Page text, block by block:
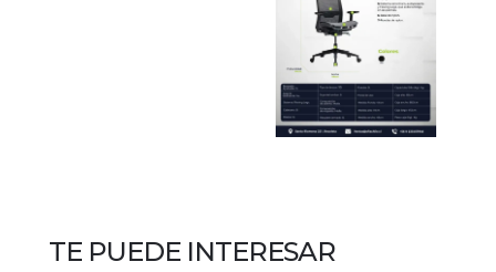
TE PUEDE INTERESAR